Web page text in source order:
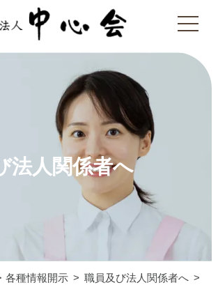
法人関係者へ
各種情報開示
職員及び法人関係者へ